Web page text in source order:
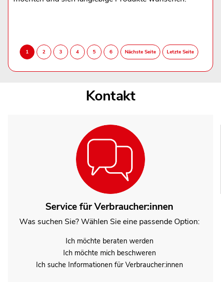
Kontakt
Service für Verbraucher:innen
Was suchen Sie? Wählen Sie eine passende Option:
Ich möchte beraten werden
Ich möchte mich beschweren
Ich suche Informationen für Verbraucher:innen